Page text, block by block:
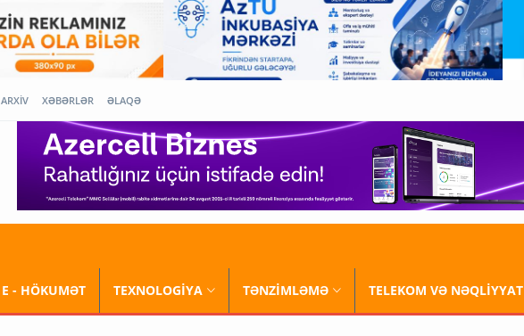
ARXİV XƏBƏRLƏR ƏLAQƏ
E - HÖKUMƏT TEXNOLOGİYA TƏNZİMLƏMƏ TELEKOM VƏ NƏQLİYYAT